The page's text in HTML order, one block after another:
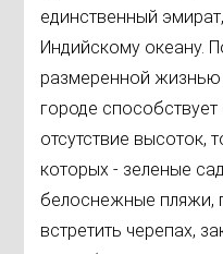
единственный
Индийскому океану.
размеренной жизнью
городе
отсутствие высоток,
которых - зеленые
белоснежные пляжи,
встретить черепах,